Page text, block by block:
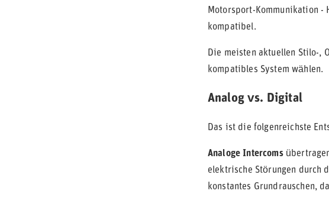
Motorsport-Kommunikation -
kompatibel.
Die meisten aktuellen Stilo-,
kompatibles System wählen.
Analog vs. Digital
Das ist die folgenreichste
Analoge Intercoms
elektrische Störungen durch
konstantes Grundrauschen,